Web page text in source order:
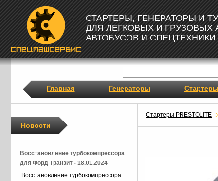
СТАРТЕРЫ, ГЕНЕРАТОРЫ И
ДЛЯ ЛЕГКОВЫХ И ГРУЗОВЫХ
АВТОБУСОВ И СПЕЦТЕХНИКИ
Главная Генераторы Стартеры
Стартеры PRESTOLITE
Новости
Восстановление турбокомпрессора
для Форд Транзит - 18.01.2024
Восстановление турбокомпрессора